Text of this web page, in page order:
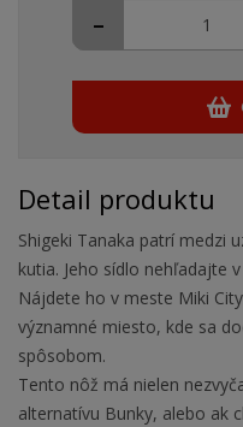
-
Detail produktu
Shigeki Tanaka patrí medzi
kutia. Jeho sídlo nehľadajte
Nájdete ho v meste Miki
významné miesto, kde sa
spôsobom.
Tento nôž má nielen
alternatívu Bunky, alebo ak